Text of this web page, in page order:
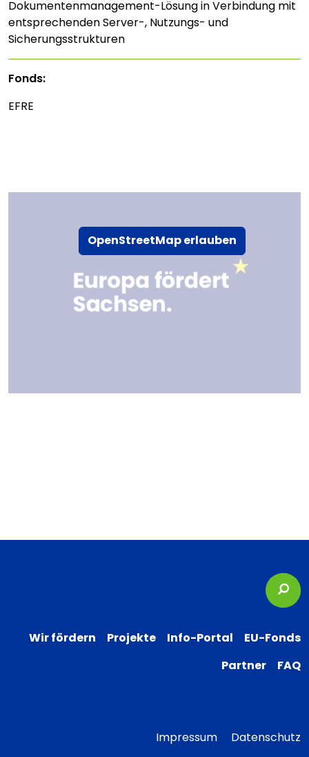
OpenStreetMap erlauben
Dokumentenmanagement-Lösung in Verbindung mit
entsprechenden Server-, Nutzungs- und
Sicherungsstrukturen
Fonds:
EFRE
Wir fördern Projekte Info-Portal
EU-Fonds
Partner
FAQ
Impressum Datenschutz